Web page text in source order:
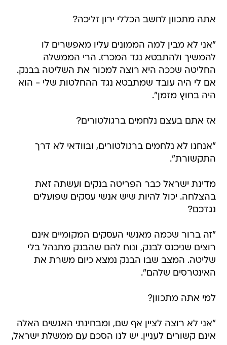
אתה מתכוון לחשב הכללי ירון זליכה?
"אני לא מבין למה הממונים עליו מאפשרים לו
להמשיך ולהתבטא נגד המכרז. הרי הממשלה
החליטה שככה היא רוצה למכור את השליטה בבנק.
אם לי היה עובד שמתבטא נגד ההחלטות שלי - הוא
היה בחוץ מזמן".
אז אתם בעצם נלחמים ברגולטורים?
"אנחנו לא נלחמים ברגולטורים, ובוודאי לא דרך
התקשורת".
מדינת ישראל כבר הפריטה בנקים ועשתה זאת
בהצלחה. יכול להיות שיש אנשי עסקים שפועלים
נגדכם?
"זה ברור שכמה מאנשי העסקים המקומיים אינם
רוצים שניכנס לבנק, ונוח להם שהבנק מתנהל בלי
שליטה. המצב שבו הבנק נמצא כיום משרת את
האינטרסים שלהם".
למי אתה מתכוון?
"אני לא רוצה לציין אף שם, ומבחינתי האנשים האלה
אינם קשורים לעניין. יש לנו הסכם עם ממשלת ישראל,